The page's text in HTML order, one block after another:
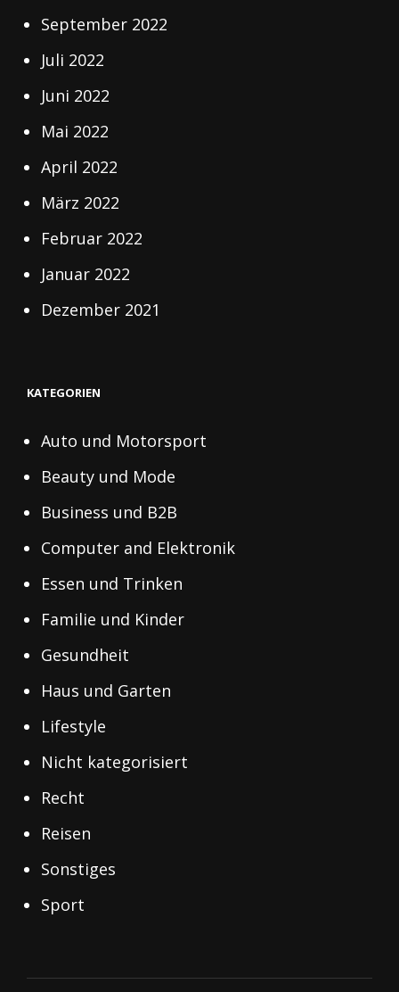
September 2022
Juli 2022
Juni 2022
Mai 2022
April 2022
März 2022
Februar 2022
Januar 2022
Dezember 2021
KATEGORIEN
Auto und Motorsport
Beauty und Mode
Business und B2B
Computer and Elektronik
Essen und Trinken
Familie und Kinder
Gesundheit
Haus und Garten
Lifestyle
Nicht kategorisiert
Recht
Reisen
Sonstiges
Sport